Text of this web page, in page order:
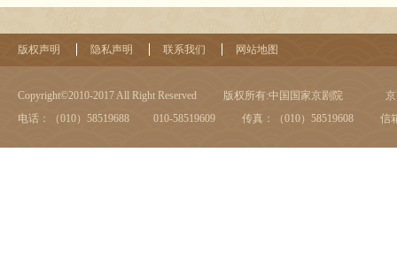
版权声明 隐私声明 联系我们 网站地图
Copyright©2010-2017 All Right Reserved 版权所有:中国国家京剧院
电话：（010）58519688 010-58519609
传真：（010）58519608 信